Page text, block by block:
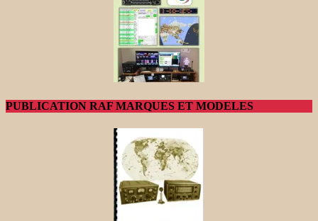
PUBLICATION RAF MARQUES ET MODELES